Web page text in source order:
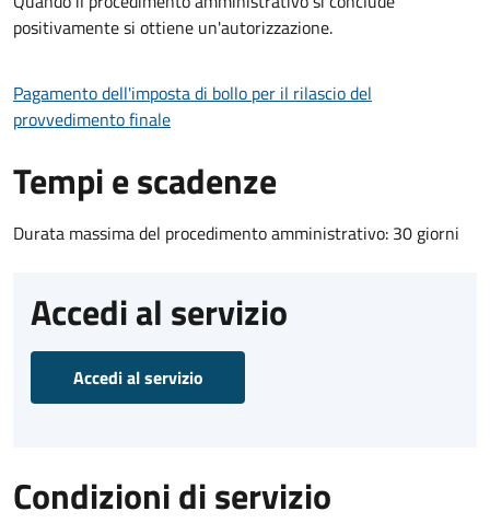
positivamente si ottiene un'autorizzazione.
Pagamento dell'imposta di bollo per il rilascio del
provvedimento finale
Tempi e scadenze
Durata massima del procedimento amministrativo: 30 giorni
Accedi al servizio
Accedi al servizio
Condizioni di servizio